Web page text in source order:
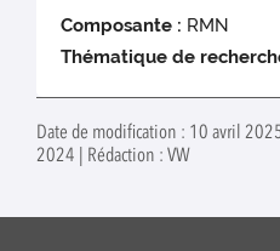
Composante : RMN
Thématique de
Date de modification : 10 avril
2024 | Rédaction : VW